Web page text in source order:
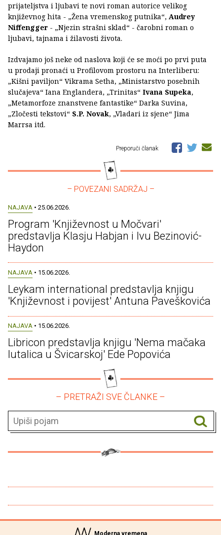
prijateljstva i ljubavi te novi roman autorice velikog
književnog hita - „Žena vremenskog putnika“, Audrey
Niffengger - „Njezin strašni sklad“ - čarobni roman o
ljubavi, tajnama i žilavosti života.
Izdvajamo još neke od naslova koji će se moći po prvi puta
u prodaji pronaći u Profilovom prostoru na Interliberu:
„Kišni paviljon“ Vikrama Setha, „Ministarstvo posebnih
slučajeva“ Iana Englandera, „Trinitas“ Ivana Supeka,
„Metamorfoze znanstvene fantastike“ Darka Suvina,
„Zločesti tekstovi“ S.P. Novak, „Vladari iz sjene“ Jima
Marrsa itd.
Preporuči članak
– POVEZANI SADRŽAJ –
NAJAVA • 25.06.2026.
Program 'Književnost u Močvari'
predstavlja Klasju Habjan i Ivu Bezinović-
Haydon
NAJAVA • 15.06.2026.
Leykam international predstavlja knjigu
'Književnost i povijest' Antuna Paveškovića
NAJAVA • 15.06.2026.
Libricon predstavlja knjigu 'Nema mačaka
lutalica u Švicarskoj' Ede Popovića
– PRETRAŽI SVE ČLANKE –
Moderna vremena